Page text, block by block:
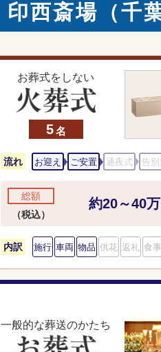
印西斎場（千
お葬式をしない
5 名
流れ お迎え ご安置 通夜式 告別
総額
（税込）
約20～40
内訳 施行 車両 物品 供花 返礼 食事
一般的な葬送のかたち